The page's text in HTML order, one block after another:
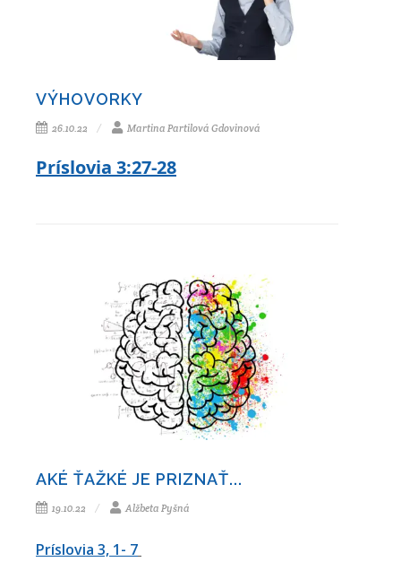
VÝHOVORKY
26.10.22 Martina Partilová Gdovinová
Príslovia 3:27-28
AKÉ ŤAŽKÉ JE PRIZNAŤ...
19.10.22 Alžbeta Pyšná
Príslovia 3, 1- 7